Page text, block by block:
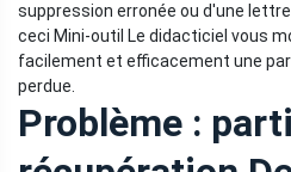
suppression erronée ou d'une
ceci Mini-outil Le didacticiel vous
facilement et efficacement une
perdue.
Problème :